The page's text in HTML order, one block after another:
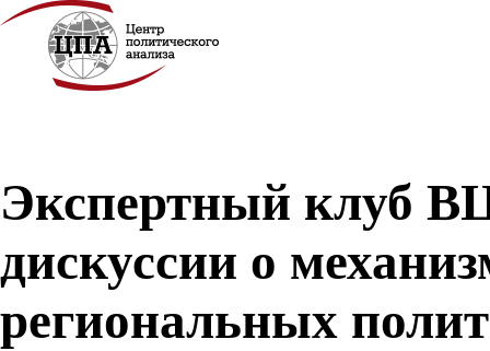
Экспертный клуб
дискуссии о
региональных